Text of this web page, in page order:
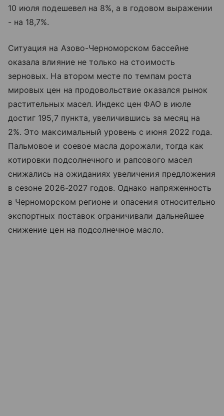
10 июля подешевел на 8%, а в годовом выражении
- на 18,7%.
Ситуация на Азово-Черноморском бассейне
оказала влияние не только на стоимость
зерновых. На втором месте по темпам роста
мировых цен на продовольствие оказался рынок
растительных масел. Индекс цен ФАО в июле
достиг 195,7 пункта, увеличившись за месяц на
2%. Это максимальный уровень с июня 2022 года.
Пальмовое и соевое масла дорожали, тогда как
котировки подсолнечного и рапсового масел
снижались на ожиданиях увеличения предложения
в сезоне 2026-2027 годов. Однако напряженность
в Черноморском регионе и опасения относительно
экспортных поставок ограничивали дальнейшее
снижение цен на подсолнечное масло.